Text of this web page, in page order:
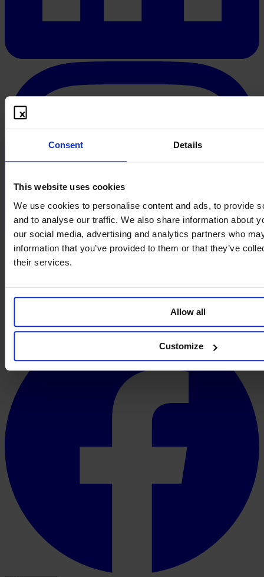
Consent Details
This website uses cookies
We use cookies to personalise content and ads, to provide
and to analyse our traffic. We also share information about
our social media, advertising and analytics partners who
information that you’ve provided to them or that they’ve
their services.
Allow all
Customize